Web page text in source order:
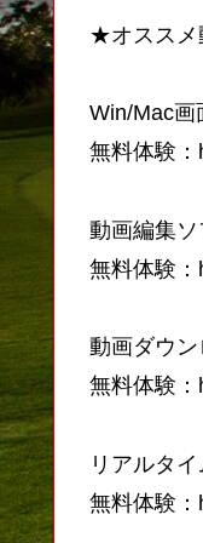
★オスス
Win/Mac画
無料体験
動画編集
無料体験
動画ダウ
無料体験
リアルタ
無料体験